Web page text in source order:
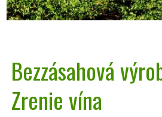
Bezzásahová
Zrenie vína